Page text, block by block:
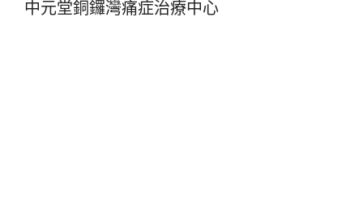
中元堂銅鑼灣痛症治療中心